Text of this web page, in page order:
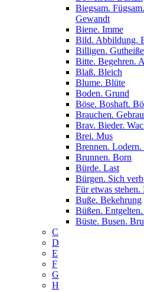
Biegsam.
Gewandt
Biene. Imme
Bild. Abbildung.
Billigen.
Bitte. Begehren.
Blaß. Bleich
Blume. Blüte
Boden. Grund
Böse. Boshaft.
Brauchen.
Brav. Bieder.
Brei. Mus
Brennen.
Brunnen. Born
Bürde. Last
Bürgen. Sich
Für etwas
Buße. Bekehrung
Büßen.
Büste. Busen.
C
D
E
F
G
H